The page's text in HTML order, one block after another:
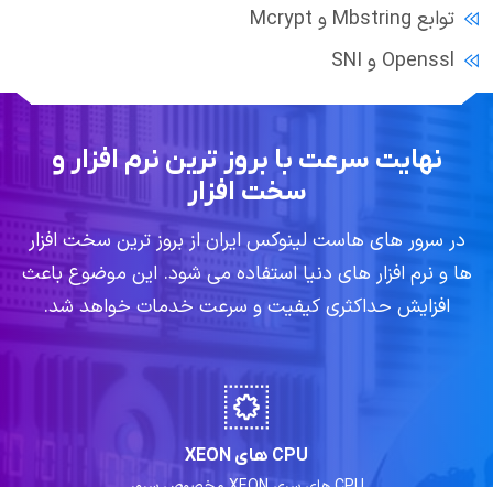
توابع Mbstring و Mcrypt
Openssl و SNI
نهایت سرعت با بروز ترین نرم افزار و
سخت افزار
در سرور های هاست لینوکس ایران از بروز ترین سخت افزار
ها و نرم افزار های دنیا استفاده می شود. این موضوع باعث
افزایش حداکثری کیفیت و سرعت خدمات خواهد شد.
CPU های XEON